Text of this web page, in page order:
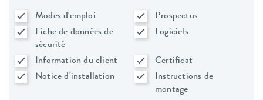
Modes d'emploi
Prospectus
Fiche de données de
sécurité
Logiciels
Information du client
Certificat
Notice d'installation
Instructions de
montage